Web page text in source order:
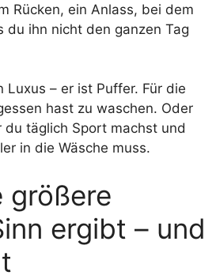
Rücken, ein Anlass, bei dem
du ihn nicht den ganzen Tag
Luxus – er ist Puffer. Für die
hast zu waschen. Oder
du täglich Sport machst und
in die Wäsche muss.
größere
ergibt – und